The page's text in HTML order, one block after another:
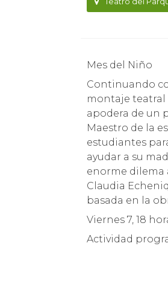
Mes del Niño
Continuando
montaje teatral
apodera de un
Maestro de la
estudiantes
ayudar a su
enorme dilema
Claudia
basada en la
Viernes 7, 18
Actividad